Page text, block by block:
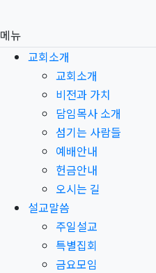
메뉴
교회소개
교회소개
비전과 가치
담임목사 소개
섬기는 사람들
예배안내
헌금안내
오시는 길
설교말씀
주일설교
특별집회
금요모임